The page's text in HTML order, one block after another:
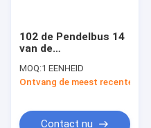
102 de Pendelbus 14
van de
Seater-Bus met
190H52-Lood - Zure
MOQ:1 EENHEID
Ontvang de meest recente
Contact nu